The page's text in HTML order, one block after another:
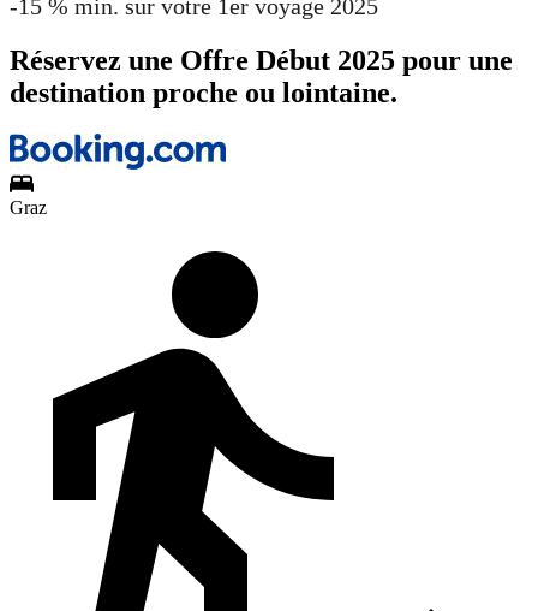
-15 % min. sur votre 1er voyage 2025
Réservez une Offre Début 2025 pour une
destination proche ou lointaine.
Graz